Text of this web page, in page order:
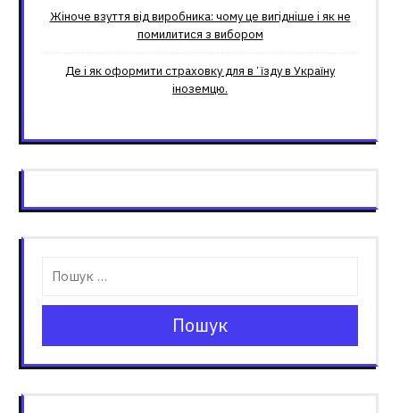
Жіноче взуття від виробника: чому це вигідніше і як не
помилитися з вибором
Де і як оформити страховку для вʼїзду в Україну
іноземцю.
Пошук